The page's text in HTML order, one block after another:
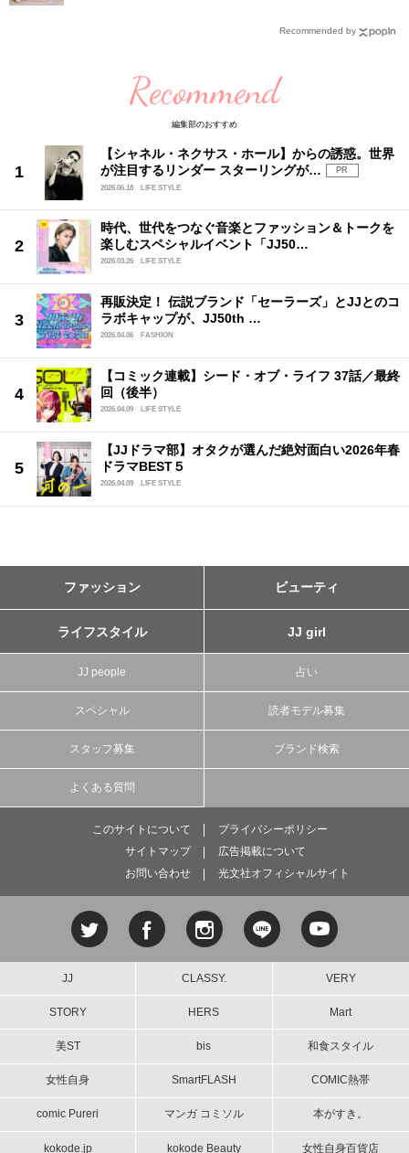
Recommended by
Recommend
編集部のおすすめ
【シャネル・ネクサス・ホール】からの誘惑。世界
が注目するリンダー スターリングが…
PR
2026.06.18
LIFE STYLE
時代、世代をつなぐ音楽とファッション＆トークを
楽しむスペシャルイベント「JJ50…
2026.03.26 LIFE STYLE
再販決定！ 伝説ブランド「セーラーズ」とJJとのコ
ラボキャップが、JJ50th …
2026.04.06 FASHION
【コミック連載】シード・オブ・ライフ 37話／最終
回（後半）
2026.04.09 LIFE STYLE
【JJドラマ部】オタクが選んだ絶対面白い2026年春
ドラマBEST５
2026.04.09 LIFE STYLE
ファッション ビューティ
ライフスタイル JJ girl
JJ people 占い
スペシャル 読者モデル募集
スタッフ募集 ブランド検索
よくある質問
このサイトについて
プライバシーポリシー
サイトマップ
広告掲載について
お問い合わせ
光文社オフィシャルサイト
JJ CLASSY. VERY
STORY HERS Mart
美ST bis 和食スタイル
女性自身 SmartFLASH COMIC熱帯
comic Pureri マンガ コミソル 本がすき。
kokode.jp kokode Beauty 女性自身百貨店